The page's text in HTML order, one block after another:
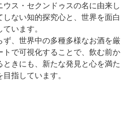
ス・セクンドゥスの名に由来し
しない知的探究心と、世界を面白
います。
ず、世界中の多種多様なお酒を厳
で可視化することで、飲む前か
ときにも、新たな発見と心を満た
指しています。